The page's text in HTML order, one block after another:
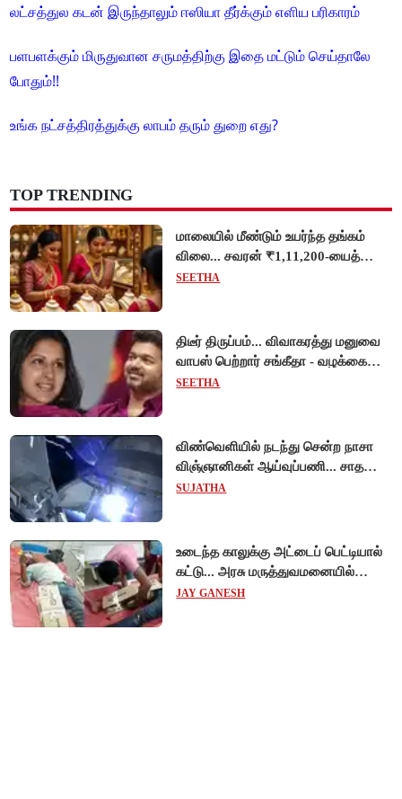
லட்சத்துல கடன் இருந்தாலும் ஈஸியா தீர்க்கும் எளிய பரிகாரம்
பளபளக்கும் மிருதுவான சருமத்திற்கு இதை மட்டும் செய்தாலே
போதும்!!
உங்க நட்சத்திரத்துக்கு லாபம் தரும் துறை எது?
TOP TRENDING
மாலையில் மீண்டும் உயர்ந்த தங்கம்
விலை... சவரன் ₹1,11,200-யைத்
தொட்டது!
SEETHA
திடீர் திருப்பம்... விவாகரத்து மனுவை
வாபஸ் பெற்றார் சங்கீதா - வழக்கை
முடித்து வைத்தது செங்கல்பட்டு
SEETHA
விண்வெளியில் நடந்து சென்ற நாசா
விஞ்ஞானிகள் ஆய்வுப்பணி... சாதனை
!
SUJATHA
உடைந்த காலுக்கு அட்டைப் பெட்டியால்
கட்டு... அரசு மருத்துவமனையில்
விநோத சிகிச்சை... அதிர்ச்சி வீடியோ!
JAY GANESH